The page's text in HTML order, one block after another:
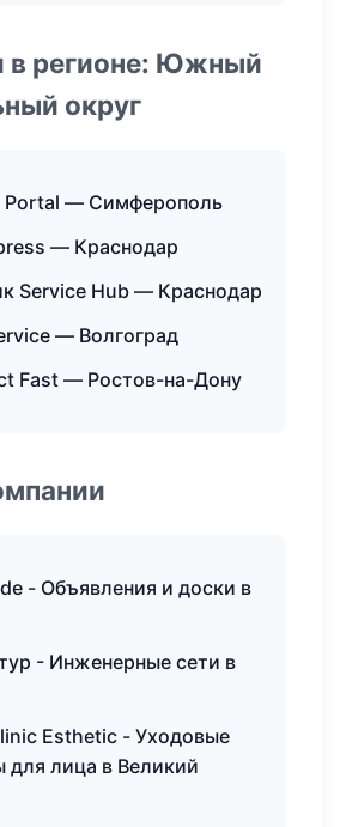
в регионе: Южный
округ
Portal — Симферополь
— Краснодар
Service Hub — Краснодар
— Волгоград
Fast — Ростов-на-Дону
- Объявления и доски в
- Инженерные сети в
Esthetic - Уходовые
для лица в Великий